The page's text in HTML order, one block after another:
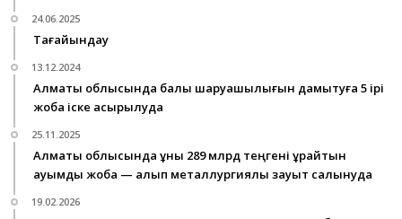
24.06.2025
Тағайындау
13.12.2024
Алматы облысында балық шаруашылығын дамытуға 5 ірі
жоба іске асырылуда
25.11.2025
Алматы облысында құны 289 млрд теңгені құрайтын
ауқымды жоба — алып металлургиялық зауыт салынуда
19.02.2026